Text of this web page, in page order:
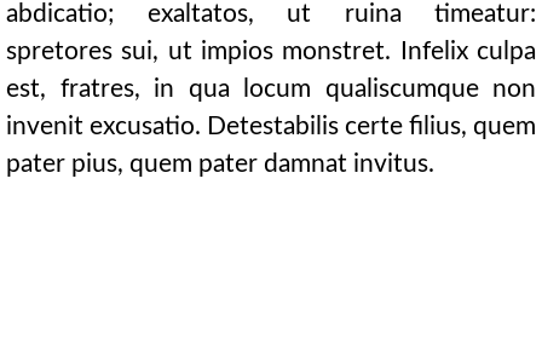
abdicatio; exaltatos, ut ruina timeatur:
spretores sui, ut impios monstret. Infelix culpa
est, fratres, in qua locum qualiscumque non
invenit excusatio. Detestabilis certe filius, quem
pater pius, quem pater damnat invitus.